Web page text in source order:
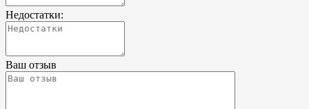
Недостатки:
Ваш отзыв